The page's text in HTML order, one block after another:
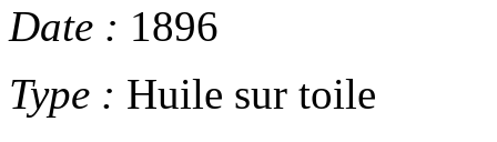
Date : 1896
Type : Huile sur toile